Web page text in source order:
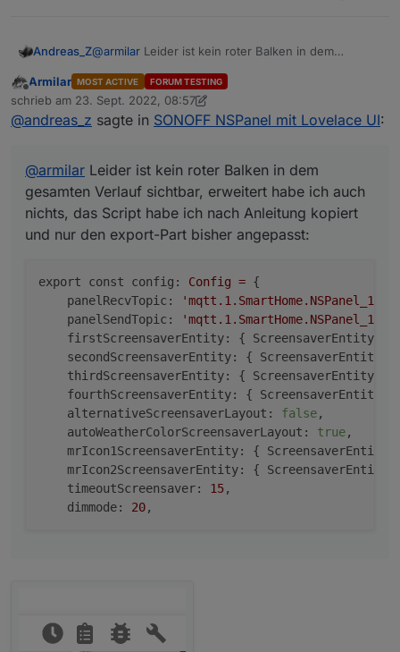
Ich komme nicht über diesen Punkt hinaus. Ich
hoffe Ihr habt einen hilfreichen Tip für mich.
Node.js v16.17.0
Andreas_Z@armilar Leider ist kein roter Balken in dem
nichts, das Script habe ich nach Anleitung kopiert
und nur den export-Part bisher angepasst:
export const config: Config = {
panelRecvTopic:
panelSendTopic:
thirdScreensaverEntity: {
fourthScreensaverEntity: {
    alternativeScreensaverLayout: false,
autoWeatherColorScreensaverLayout:
mrIcon1ScreensaverEntity: {
Offline
Armilar MOST ACTIVE FORUM TESTING
schrieb am 23. Sept. 2022, 08:57
zuletzt editiert von Armilar
@andreas_z sagte in SONOFF NSPanel mit Lovelace UI:
@armilar Leider ist kein roter Balken in dem
gesamten Verlauf sichtbar, erweitert habe ich auch
nichts, das Script habe ich nach Anleitung kopiert
und nur den export-Part bisher angepasst:
export const config: Config = {
panelRecvTopic:
panelSendTopic:
firstScreensaverEntity:
{ ScreensaverEntity:
secondScreensaverEntity:
{ ScreensaverEntity:
thirdScreensaverEntity:
{ ScreensaverEntity:
fourthScreensaverEntity:
{ ScreensaverEntity:
alternativeScreensaverLayout:
false,
autoWeatherColorScreensaverLayout:
true,
mrIcon1ScreensaverEntity:
{ ScreensaverEntity:
mrIcon2ScreensaverEntity:
{ ScreensaverEntity:
timeoutScreensaver:
15,
dimmode:
20